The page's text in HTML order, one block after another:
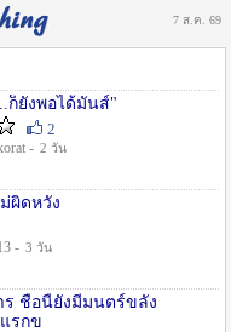
7 ส.ค. 69
ก็ยังพอได้มันส์"
2
- 2 วัน
ผิดหวัง
- 3 วัน
ร ชื่อนี้ยังมีมนตร์ขลัง
รกข